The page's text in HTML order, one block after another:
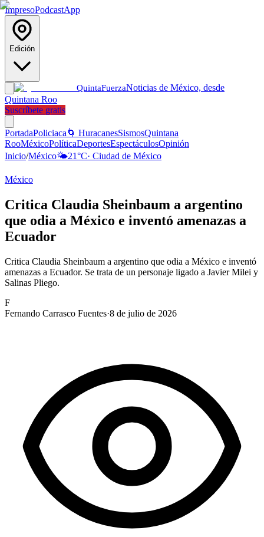
ImpresoPodcastApp
Edición
QuintaFuerzaNoticias de México, desde
Quintana Roo
Suscríbete gratis
PortadaPoliciaca 🌀 HuracanesSismosQuintana
RooMéxicoPolíticaDeportesEspectáculosOpinión
Inicio/México🌤️21°C· Ciudad de México
México
Critica Claudia Sheinbaum a argentino
que odia a México e inventó amenazas a
Ecuador
Critica Claudia Sheinbaum a argentino que odia a México e inventó
amenazas a Ecuador. Se trata de un personaje ligado a Javier Milei y
Salinas Pliego.
F
Fernando Carrasco Fuentes·8 de julio de 2026